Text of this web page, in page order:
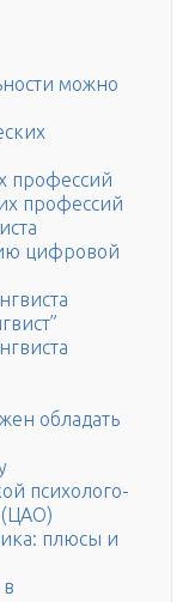
можно
профессий
профессий
цифровой
обладать
психолого-
(ЦАО)
плюсы и